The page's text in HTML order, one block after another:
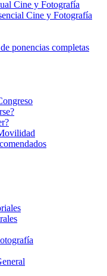
Cine y Fotografía
Cine y Fotografía
ponencias completas